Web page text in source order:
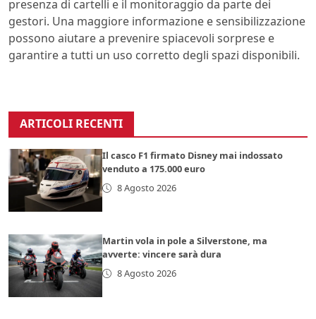
presenza di cartelli e il monitoraggio da parte dei
gestori. Una maggiore informazione e sensibilizzazione
possono aiutare a prevenire spiacevoli sorprese e
garantire a tutti un uso corretto degli spazi disponibili.
ARTICOLI RECENTI
Il casco F1 firmato Disney mai indossato
venduto a 175.000 euro
8 Agosto 2026
Martin vola in pole a Silverstone, ma
avverte: vincere sarà dura
8 Agosto 2026